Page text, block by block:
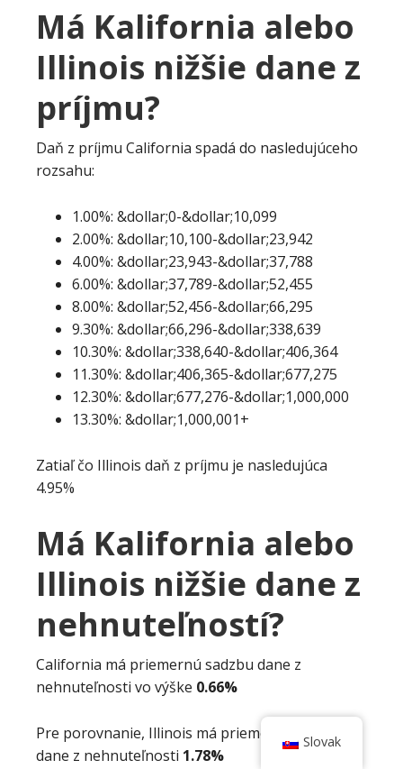
Má Kalifornia alebo
Illinois nižšie dane z
príjmu?
Daň z príjmu California spadá do nasledujúceho
rozsahu:
1.00%: &dollar;0-&dollar;10,099
2.00%: &dollar;10,100-&dollar;23,942
4.00%: &dollar;23,943-&dollar;37,788
6.00%: &dollar;37,789-&dollar;52,455
8.00%: &dollar;52,456-&dollar;66,295
9.30%: &dollar;66,296-&dollar;338,639
10.30%: &dollar;338,640-&dollar;406,364
11.30%: &dollar;406,365-&dollar;677,275
12.30%: &dollar;677,276-&dollar;1,000,000
13.30%: &dollar;1,000,001+
Zatiaľ čo Illinois daň z príjmu je nasledujúca
4.95%
Má Kalifornia alebo
Illinois nižšie dane z
nehnuteľností?
California má priemernú sadzbu dane z
nehnuteľnosti vo výške 0.66%
Pre porovnanie, Illinois má priemernú sadzbu
dane z nehnuteľnosti 1.78%
Slovak